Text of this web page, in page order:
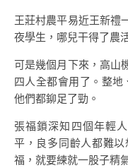
王莊村農平易近王新禮
夜學生，哪兒干得了農
可是幾個月下來，高山
四人全都會用了。整地
他們都鉚足了勁。
張福鎖深知四個年輕
平，良多同齡人都難
福，就要練就一股子精